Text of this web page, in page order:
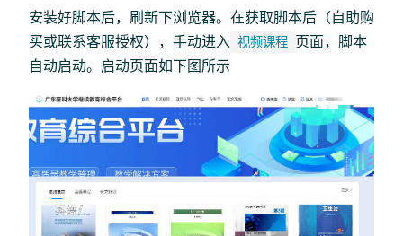
安装好脚本后，刷新下浏览器。在获取脚本后（自助购
买或联系客服授权），手动进入 视频课程 页面，脚本
自动启动。启动页面如下图所示